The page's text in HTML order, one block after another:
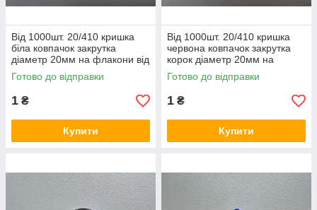
Від 1000шт. 20/410 кришка
біла ковпачок закрутка
діаметр 20мм на флакони від
30 до 150 мл
Готово до відправки
1 ₴
Купити
Від 1000шт. 20/410 кришка
червона ковпачок закрутка
корок діаметр 20мм на
флакони від 30 до 150 мл
Готово до відправки
1 ₴
Купити